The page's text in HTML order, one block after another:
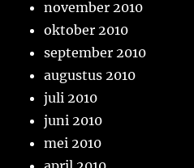
november 2010
oktober 2010
september 2010
augustus 2010
juli 2010
juni 2010
mei 2010